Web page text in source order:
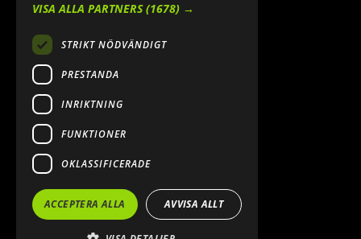
VISA ALLA PARTNERS(1678) →
STRIKT NÖDVÄNDIGT
PRESTANDA
INRIKTNING
FUNKTIONER
OKLASSIFICERADE
ACCEPTERA ALLA AVVISA ALLT